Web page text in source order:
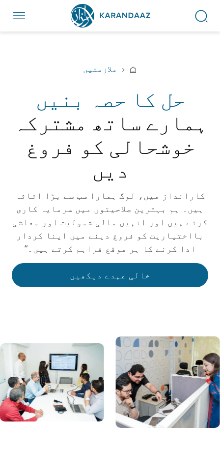
ملازمتیں
حل کا حصہ بنیں
ہمارے ساتھ مشترکہ
خوشحالی کو فروغ
دیں
کارانداز میں، لوگ ہمارا سب سے بڑا اثاثہ
ہیں۔ ہم بہترین صلاحیتوں میں سرمایہ کاری
کرتے ہیں اور انہیں مالی شمولیت اور معاشی
بااختیاریت کو فروغ دینے میں اپنا کردار
ادا کرنے کا ہر موقع فراہم کرتے ہیں۔”
خالی عہدے دیکھیں